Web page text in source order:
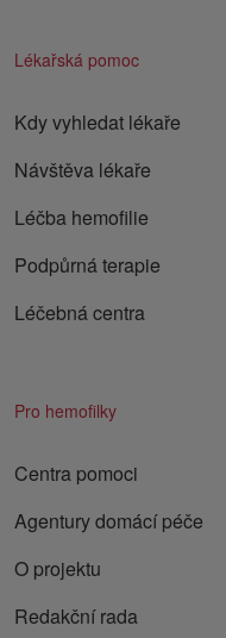
Lékařská pomoc
Kdy vyhledat lékaře
Návštěva lékaře
Léčba hemofilie
Podpůrná terapie
Léčebná centra
Pro hemofilky
Centra pomoci
Agentury domácí péče
O projektu
Redakční rada